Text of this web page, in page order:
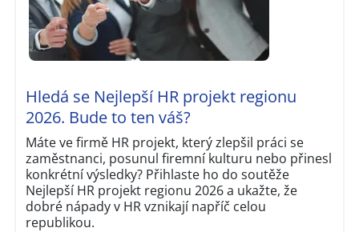
Hledá se Nejlepší HR projekt regionu
2026. Bude to ten váš?
Máte ve firmě HR projekt, který zlepšil práci se
zaměstnanci, posunul firemní kulturu nebo přinesl
konkrétní výsledky? Přihlaste ho do soutěže
Nejlepší HR projekt regionu 2026 a ukažte, že
dobré nápady v HR vznikají napříč celou
republikou.